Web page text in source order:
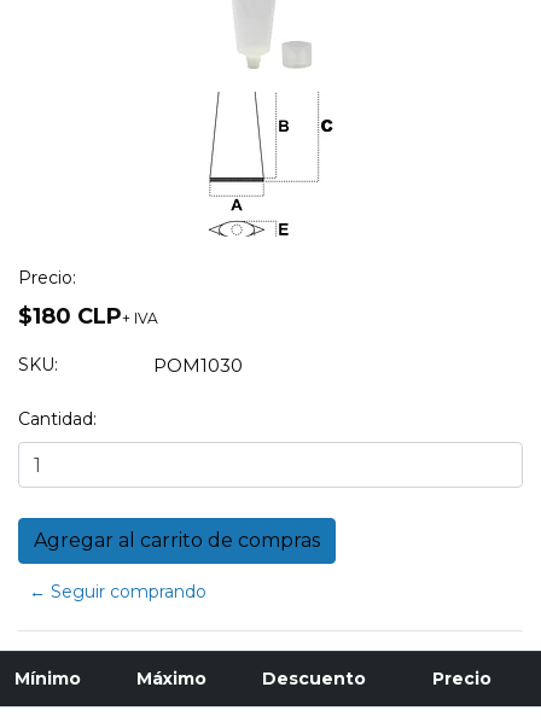
Precio:
$180 CLP+ IVA
SKU: POM1030
Cantidad:
← Seguir comprando
Mínimo Máximo Descuento Precio